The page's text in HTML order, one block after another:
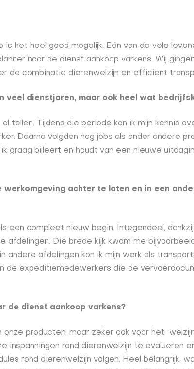
is het heel goed mogelijk. Eén van de vele
naar de dienst aankoop varkens. Wij
de combinatie dierenwelzijn en efficiënt
veel dienstjaren, maar ook heel wat
tellen. Tijdens die periode kon ik mijn kennis
Daarna volgden nog jobs als onder andere
graag bijleert en houdt van een nieuwe
achter te laten en in een
een compleet nieuw begin. Integendeel,
afdelingen. Die brede kijk kwam me
andere afdelingen kon ik mijn werk als
de expeditiemedewerkers die de
de dienst aankoop varkens?
producten, maar zeker ook voor het
inspanningen rond dierenwelzijn te evalueren
rond dierenwelzijn volgen. Heel belangrijk,